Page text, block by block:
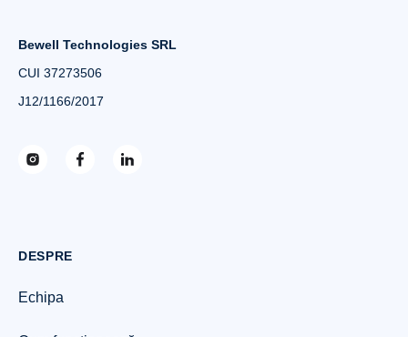
Bewell Technologies SRL
CUI 37273506
J12/1166/2017
DESPRE
Echipa